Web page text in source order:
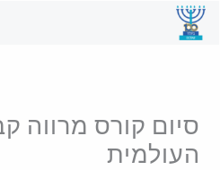
דילוג
לתוכן
סיום קורס מרווה
העולמית